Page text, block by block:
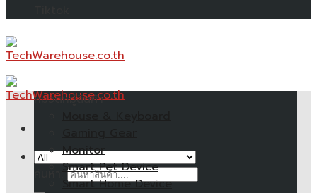
หมวดหมู่สินค้า
Monitor
Smart Pet Device
Smart Home Device